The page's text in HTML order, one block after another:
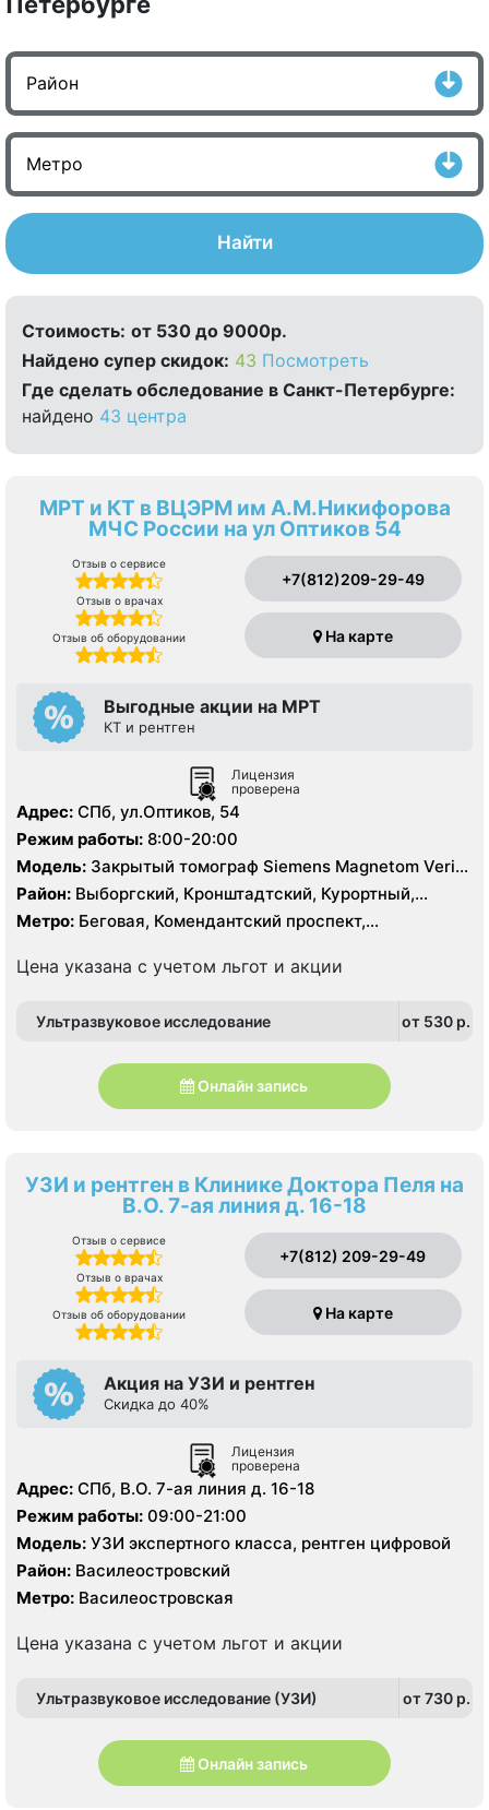
Найти
Стоимость: от 530 до 9000р.
Найдено cупер скидок: 43 Посмотреть
Где сделать обследование в Санкт-Петербурге:
найдено 43 центра
МРТ и КТ в ВЦЭРМ им А.М.Никифорова
МЧС России на ул Оптиков 54
Отзыв о сервисе
Отзыв о врачах
Отзыв об оборудовании
+7(812)209-29-49
На карте
Выгодные акции на МРТ
КТ и рентген
Лицензия
проверена
Адрес: СПб, ул.Оптиков, 54
Режим работы: 8:00-20:00
Модель: Закрытый томограф Siemens Magnetom Verio
1.5 Тесла, КТ Siemens 64 среза
Район: Выборгский, Кронштадтский, Курортный,
Ленинградская область, Приморский
Метро: Беговая, Комендантский проспект,
Цена указана с учетом льгот и акции
Ультразвуковое исследование от 530 p.
Онлайн запись
УЗИ и рентген в Клинике Доктора Пеля на
В.О. 7-ая линия д. 16-18
Отзыв о сервисе
Отзыв о врачах
Отзыв об оборудовании
+7(812) 209-29-49
На карте
Акция на УЗИ и рентген
Скидка до 40%
Лицензия
проверена
Адрес: СПб, В.О. 7-ая линия д. 16-18
Режим работы: 09:00-21:00
Модель: УЗИ экспертного класса, рентген цифровой
Район: Василеостровский
Метро: Василеостровская
Цена указана с учетом льгот и акции
Ультразвуковое исследование (УЗИ) от 730 p.
Онлайн запись